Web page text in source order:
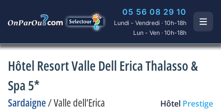
05 56 08 29 10
Lundi - Vendredi · 10h-18h
Lun - Ven · 10h-18h
Hôtel Resort Valle Dell Erica Thalasso &
Spa 5*
Sardaigne/Valle dell'Erica Hôtel Prestige